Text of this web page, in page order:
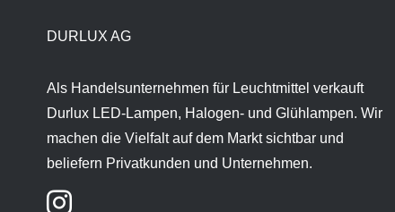
DURLUX AG
Als Handelsunternehmen für Leuchtmittel verkauft
Durlux LED-Lampen, Halogen- und Glühlampen. Wir
machen die Vielfalt auf dem Markt sichtbar und
beliefern Privatkunden und Unternehmen.